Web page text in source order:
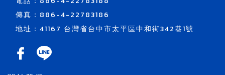
傳真：886-4-22783186
地址：41167 台灣省台中市太平區中和街342巷1號